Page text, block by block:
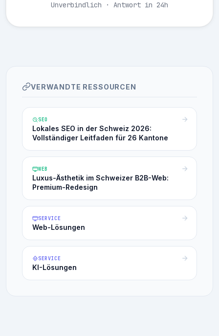
Unverbindlich · Antwort in 24h
VERWANDTE RESSOURCEN
SEO
Lokales SEO in der Schweiz 2026:
Vollständiger Leitfaden für 26 Kantone
WEB
Luxus-Ästhetik im Schweizer B2B-Web:
Premium-Redesign
SERVICE
Web-Lösungen
SERVICE
KI-Lösungen